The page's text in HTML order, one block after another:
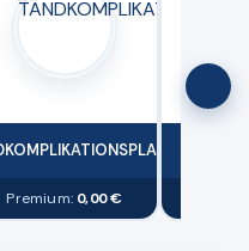
Premium: 0,00 €